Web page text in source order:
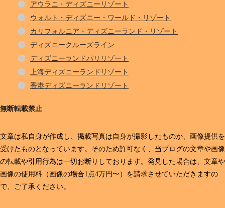
アウラニ・ディズニーリゾート
ウォルト・ディズニー・ワールド・リゾート
カリフォルニア・ディズニーランド・リゾート
ディズニークルーズライン
ディズニーランドパリリゾート
上海ディズニーランドリゾート
香港ディズニーランドリゾート
無断転載禁止
文章は私自身が作成し、掲載写真は自身が撮影したものか、画像提供を
受けたものとなっています。そのため許可なく、当ブログの文章や画像
の転載や引用行為は一切お断りしております。発見した場合は、文章や
画像の使用料（画像の場合1点4万円〜）を請求させていただきますの
で、ご了承ください。